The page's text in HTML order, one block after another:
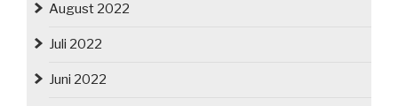
August 2022
Juli 2022
Juni 2022